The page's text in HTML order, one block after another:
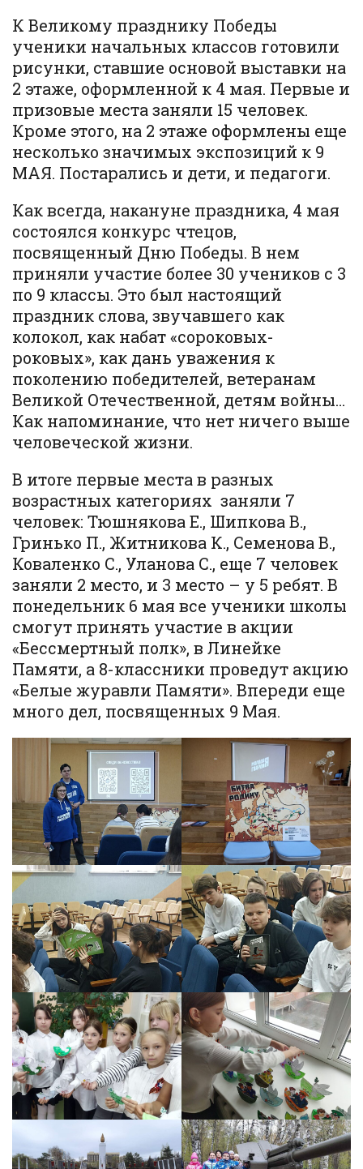
К Великому празднику Победы
ученики начальных классов готовили
рисунки, ставшие основой выставки на
2 этаже, оформленной к 4 мая. Первые и
призовые места заняли 15 человек.
Кроме этого, на 2 этаже оформлены еще
несколько значимых экспозиций к 9
МАЯ. Постарались и дети, и педагоги.
Как всегда, накануне праздника, 4 мая
состоялся конкурс чтецов,
посвященный Дню Победы. В нем
приняли участие более 30 учеников с 3
по 9 классы. Это был настоящий
праздник слова, звучавшего как
колокол, как набат «сороковых-
роковых», как дань уважения к
поколению победителей, ветеранам
Великой Отечественной, детям войны…
Как напоминание, что нет ничего выше
человеческой жизни.
В итоге первые места в разных
возрастных категориях заняли 7
человек: Тюшнякова Е., Шипкова В.,
Гринько П., Житникова К., Семенова В.,
Коваленко С., Уланова С., еще 7 человек
заняли 2 место, и 3 место – у 5 ребят. В
понедельник 6 мая все ученики школы
смогут принять участие в акции
«Бессмертный полк», в Линейке
Памяти, а 8-классники проведут акцию
«Белые журавли Памяти». Впереди еще
много дел, посвященных 9 Мая.